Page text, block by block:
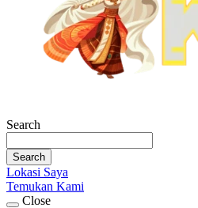
Search
Search
Lokasi Saya
Temukan Kami
Close